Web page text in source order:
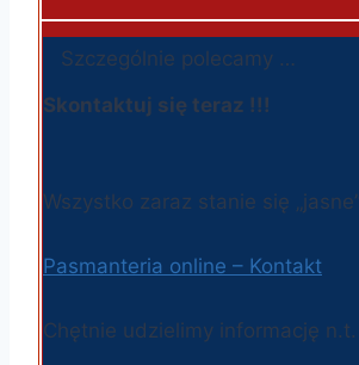
Szczególnie polecamy …
Skontaktuj się teraz !!!
Wszystko zaraz stanie się
Pasmanteria online – Kontakt
Chętnie udzielimy informację